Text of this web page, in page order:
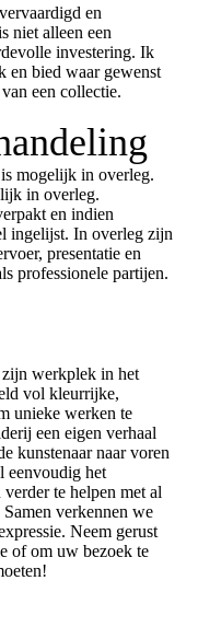
en
niet alleen een
investering. Ik
en bied waar gewenst
een collectie.
mogelijk in overleg.
in overleg.
en indien
ingelijst. In overleg zijn
presentatie en
professionele partijen.
werkplek in het
vol kleurrijke,
unieke werken te
een eigen verhaal
kunstenaar naar voren
eenvoudig het
te helpen met al
verkennen we
Neem gerust
of om uw bezoek te